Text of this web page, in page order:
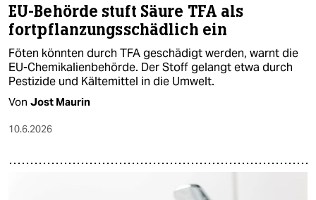
EU-Behörde stuft Säure TFA als
fortpflanzungsschädlich ein
Föten könnten durch TFA geschädigt werden, warnt die
EU-Chemikalienbehörde. Der Stoff gelangt etwa durch
Pestizide und Kältemittel in die Umwelt.
Von Jost Maurin
10.6.2026